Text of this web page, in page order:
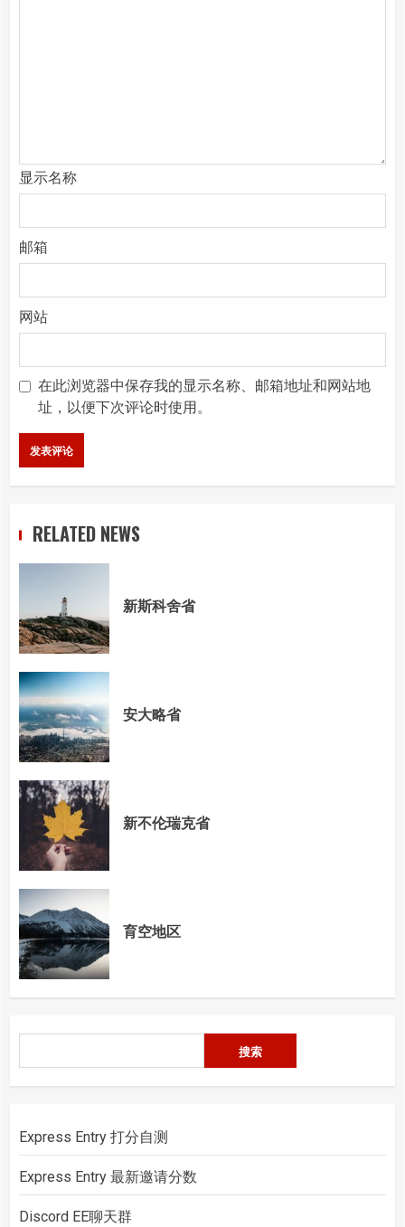
显示名称
邮箱
网站
在此浏览器中保存我的显示名称、邮箱地址和网站地
址，以便下次评论时使用。
RELATED NEWS
新斯科舍省
安大略省
新不伦瑞克省
育空地区
索
搜索
Express Entry 打分自测
Express Entry 最新邀请分数
Discord EE聊天群